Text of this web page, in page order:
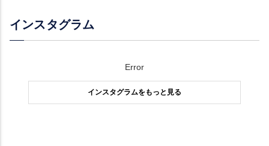
インスタグラム
Error
インスタグラムをもっと見る